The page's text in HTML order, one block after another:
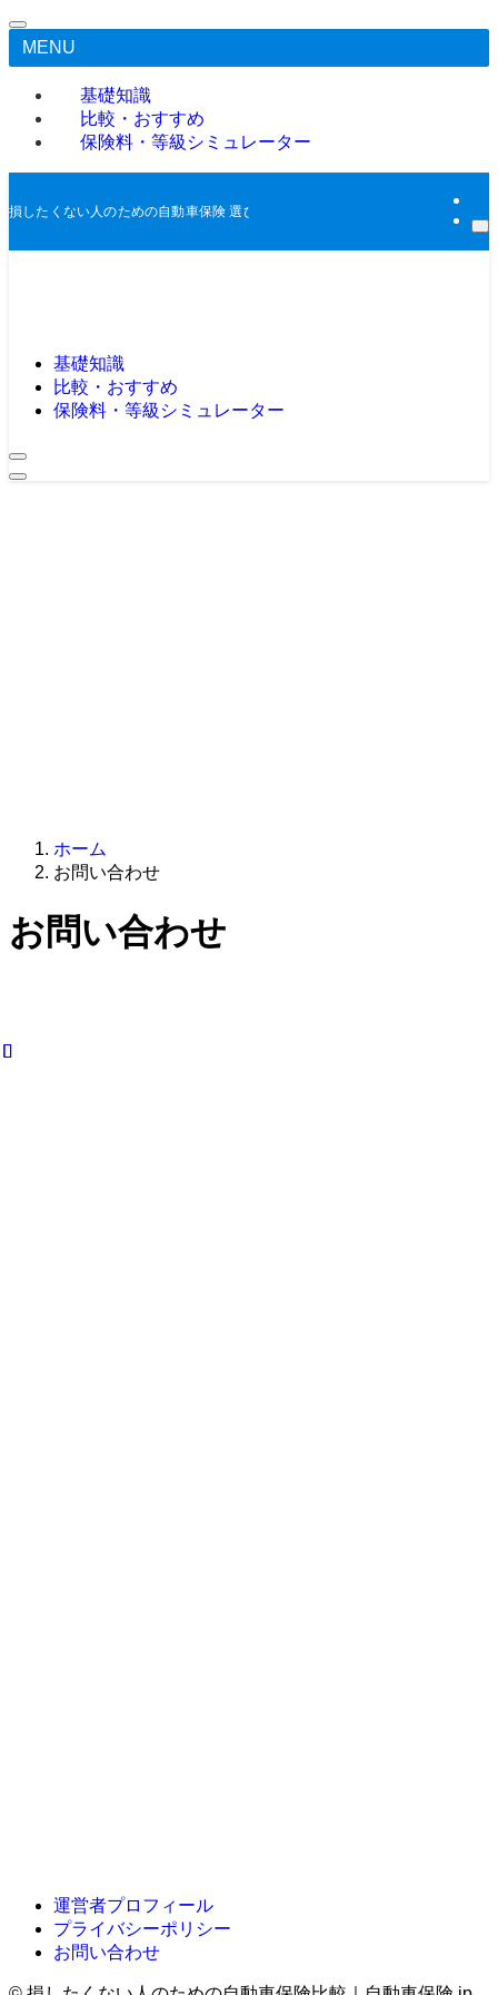
MENU
基礎知識
比較・おすすめ
保険料・等級シミュレーター
損したくない人のための自動車保険 選び｜専門用語ゼロでわかる！あなたに最
基礎知識
比較・おすすめ
保険料・等級シミュレーター
ホーム
お問い合わせ
お問い合わせ
運営者プロフィール
プライバシーポリシー
お問い合わせ